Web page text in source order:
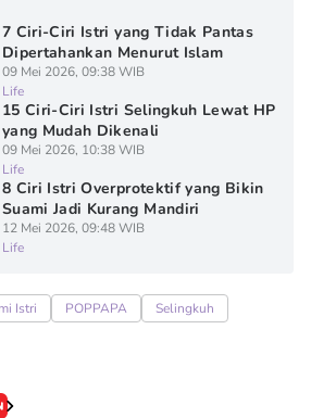
7 Ciri-Ciri Istri yang Tidak Pantas
Dipertahankan Menurut Islam
09 Mei 2026, 09:38 WIB
Life
15 Ciri-Ciri Istri Selingkuh Lewat HP
yang Mudah Dikenali
09 Mei 2026, 10:38 WIB
Life
8 Ciri Istri Overprotektif yang Bikin
Suami Jadi Kurang Mandiri
12 Mei 2026, 09:48 WIB
Life
Istri POPPAPA Selingkuh